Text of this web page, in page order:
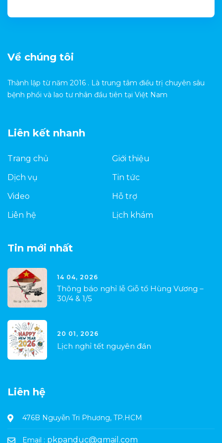
Về chúng tôi
Thành lập từ năm 2016 . Là trung tâm điều trị chuyên sâu
bệnh phổi và lao tư nhân đầu tiên tại Việt Nam
Liên kết nhanh
Trang chủ
Giới thiệu
Dịch vụ
Tin tức
Video
Hỗ trợ
Liên hệ
Lịch khám
Tin mới nhất
14 04, 2026
Thông báo nghỉ lễ Giỗ tổ Hùng Vương –
30/4 & 1/5
20 01, 2026
Lịch nghỉ tết nguyên đán
Liên hệ
476B Nguyễn Tri Phương, TP.HCM
Email : pkpanduc@gmail.com